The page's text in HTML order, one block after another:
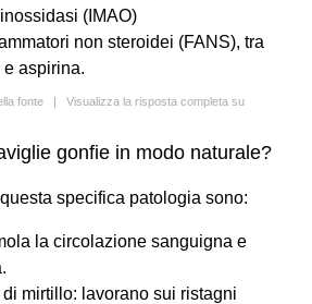
(IMAO)
non steroidei (FANS), tra
aspirina.
fonte | Visualizza la risposta completa su
gonfie in modo naturale?
specifica patologia sono:
la circolazione sanguigna e
mirtillo: lavorano sui ristagni